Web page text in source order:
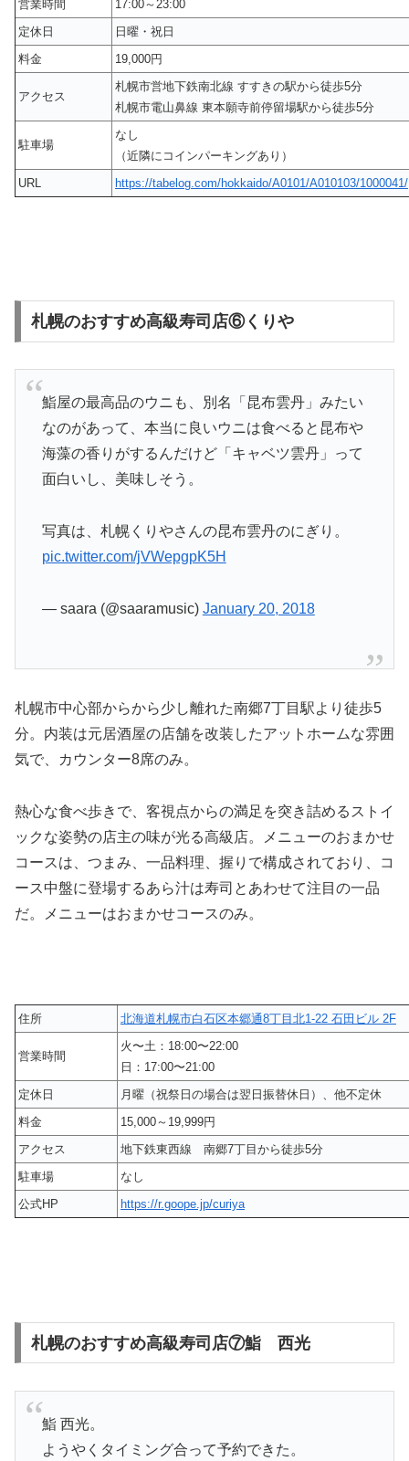
営業時間
17:00～23:00
定休日
日曜・祝日
料金
19,000円
アクセス
札幌市営地下鉄南北線 すすきの駅から徒歩5分
札幌市電山鼻線 東本願寺前停留場駅から徒歩5分
駐車場
なし
（近隣にコインパーキングあり）
URL
https://tabelog.com/hokkaido/A0101/A010103/1000041/
札幌のおすすめ高級寿司店⑥くりや
鮨屋の最高品のウニも、別名「昆布雲丹」みたい
なのがあって、本当に良いウニは食べると昆布や
海藻の香りがするんだけど「キャベツ雲丹」って
面白いし、美味しそう。
写真は、札幌くりやさんの昆布雲丹のにぎり。
pic.twitter.com/jVWepgpK5H
— saara (@saaramusic) January 20, 2018
札幌市中心部からから少し離れた南郷7丁目駅より徒歩5
分。内装は元居酒屋の店舗を改装したアットホームな雰囲
気で、カウンター8席のみ。
熱心な食べ歩きで、客視点からの満足を突き詰めるストイ
ックな姿勢の店主の味が光る高級店。メニューのおまかせ
コースは、つまみ、一品料理、握りで構成されており、コ
ース中盤に登場するあら汁は寿司とあわせて注目の一品
だ。メニューはおまかせコースのみ。
住所 北海道札幌市白石区本郷通8丁目北1-22 石田ビル 2F
営業時間
火〜土：18:00〜22:00
日：17:00〜21:00
定休日
月曜（祝祭日の場合は翌日振替休日）、他不定休
料金
15,000～19,999円
アクセス
地下鉄東西線 南郷7丁目から徒歩5分
駐車場
なし
公式HP
https://r.goope.jp/curiya
札幌のおすすめ高級寿司店⑦鮨 西光
鮨 西光。
ようやくタイミング合って予約できた。